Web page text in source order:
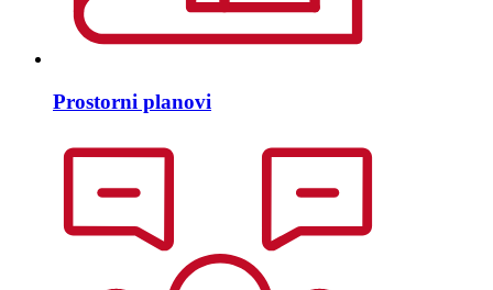
Prostorni planovi